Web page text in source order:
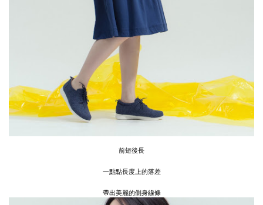
前短後長
一點點長度上的落差
帶出美麗的側身線條